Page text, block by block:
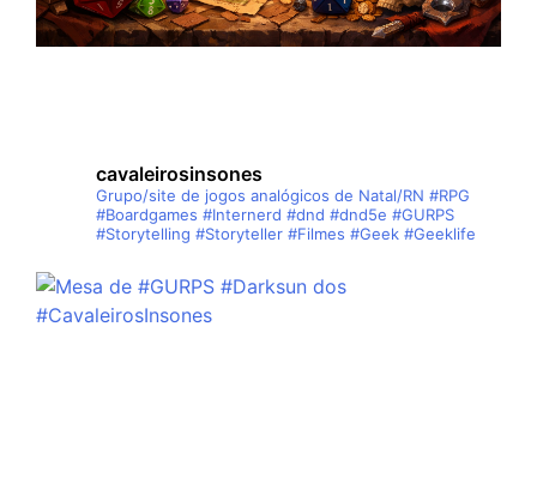
cavaleirosinsones
Grupo/site de jogos analógicos de Natal/RN #RPG
#Boardgames #Internerd #dnd #dnd5e #GURPS
#Storytelling #Storyteller #Filmes #Geek #Geeklife